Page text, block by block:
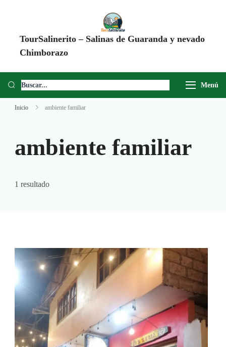
TourSalinerito – Salinas de Guaranda y nevado
Chimborazo
Chimborazo, Minas de Sal, Quesera El Salinerito, Chocolates El
Menú
Inicio ambiente familiar
ambiente familiar
1 resultado